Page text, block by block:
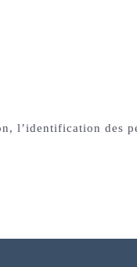
l’identification des